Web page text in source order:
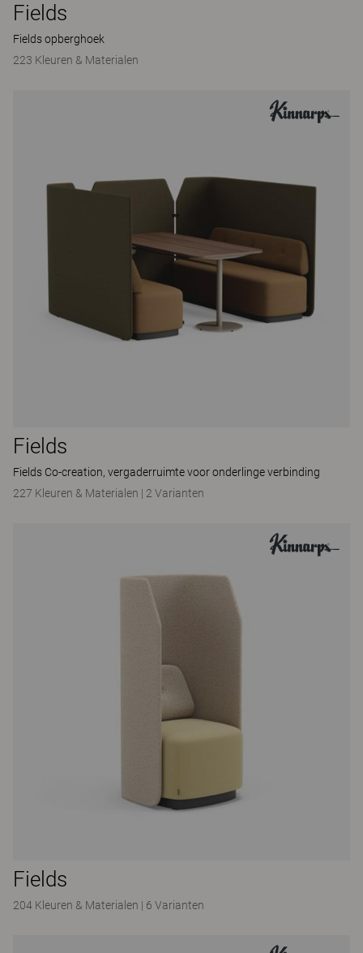
Fields
Fields opberghoek
223 Kleuren & Materialen
Fields
Fields Co-creation, vergaderruimte voor onderlinge verbinding
227 Kleuren & Materialen | 2 Varianten
Fields
204 Kleuren & Materialen | 6 Varianten